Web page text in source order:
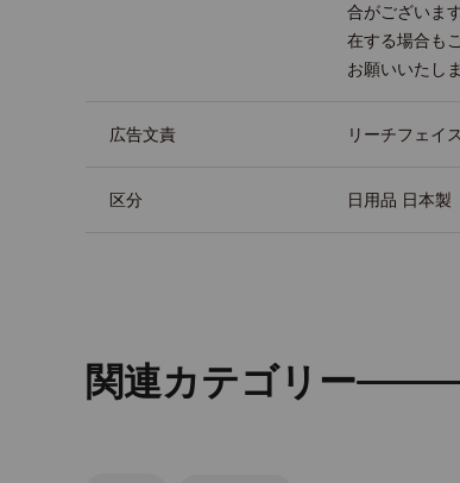
合がございま
在する場合も
お願いいたしま
広告文責 リーチフェイ
区分 日用品 日本製
関連カテゴリー